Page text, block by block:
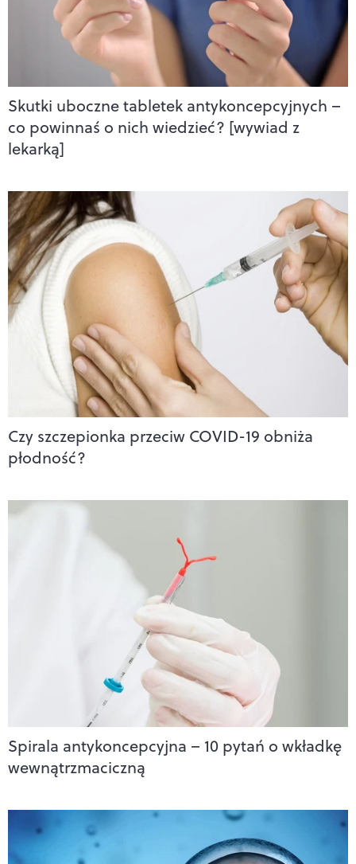
Skutki uboczne tabletek antykoncepcyjnych –
co powinnaś o nich wiedzieć? [wywiad z
lekarką]
Czy szczepionka przeciw COVID-19 obniża
płodność?
Spirala antykoncepcyjna – 10 pytań o wkładkę
wewnątrzmaciczną